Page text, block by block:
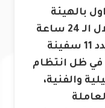
بالهيئة
العامة لميناء الإسكندرية خلال الـ 24 ساعة
الماضية، حيث تم إستقبال عدد 11 سفينة
18 سفينة، في ظل انتظام
والفنية،